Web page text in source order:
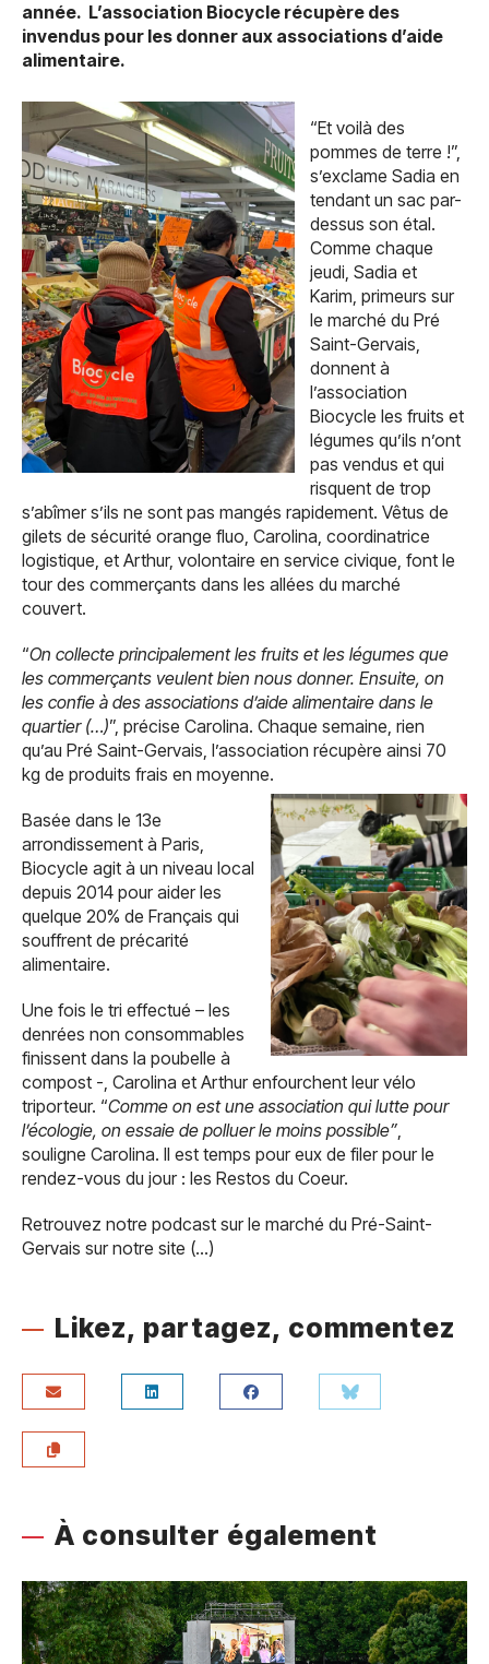
année. L’association Biocycle récupère des
invendus pour les donner aux associations d’aide
alimentaire.
“Et voilà des
pommes de terre !”,
s’exclame Sadia en
tendant un sac par-
dessus son étal.
Comme chaque
jeudi, Sadia et
Karim, primeurs sur
le marché du Pré
Saint-Gervais,
donnent à
l’association
Biocycle les fruits et
légumes qu’ils n’ont
pas vendus et qui
risquent de trop
s’abîmer s’ils ne sont pas mangés rapidement. Vêtus de
gilets de sécurité orange fluo, Carolina, coordinatrice
logistique, et Arthur, volontaire en service civique, font le
tour des commerçants dans les allées du marché
couvert.
“On collecte principalement les fruits et les légumes que
les commerçants veulent bien nous donner. Ensuite, on
les confie à des associations d’aide alimentaire dans le
quartier (…)”, précise Carolina. Chaque semaine, rien
qu’au Pré Saint-Gervais, l’association récupère ainsi 70
kg de produits frais en moyenne.
Basée dans le 13e
arrondissement à Paris,
Biocycle agit à un niveau local
depuis 2014 pour aider les
quelque 20% de Français qui
souffrent de précarité
alimentaire.
Une fois le tri effectué – les
denrées non consommables
finissent dans la poubelle à
compost -, Carolina et Arthur enfourchent leur vélo
triporteur. “Comme on est une association qui lutte pour
l’écologie, on essaie de polluer le moins possible”,
souligne Carolina. Il est temps pour eux de filer pour le
rendez-vous du jour : les Restos du Coeur.
Retrouvez notre podcast sur le marché du Pré-Saint-
Gervais sur notre site (…)
Likez, partagez, commentez
À consulter également